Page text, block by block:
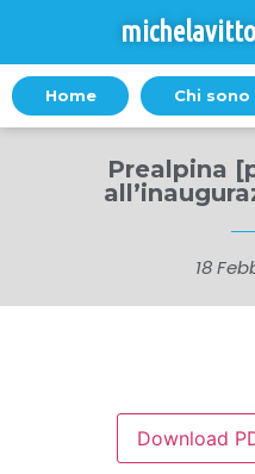
Home Chi sono
Prealpina
18
Download